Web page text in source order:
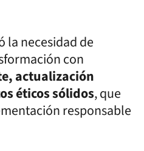
la necesidad de
con
actualización
éticos sólidos, que
responsable